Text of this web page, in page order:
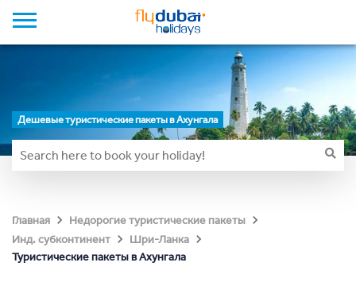
Дешевые туристические пакеты в Ахунгала
Главная
Недорогие туристические пакеты
Инд. субконтинент
Шри-Ланка
Туристические пакеты в Ахунгала